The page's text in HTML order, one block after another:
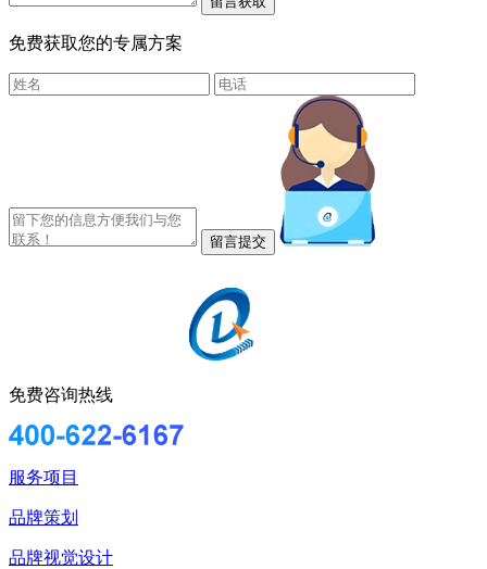
免费获取您的专属方案
免费咨询热线
服务项目
品牌策划
品牌视觉设计